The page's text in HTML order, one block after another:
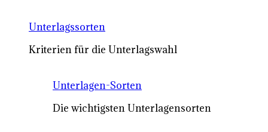
Unterlagssorten
Kriterien für die Unterlagswahl
Unterlagen-Sorten
Die wichtigsten Unterlagensorten